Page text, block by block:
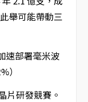
舉可能帶動三
速部署毫米波
）
片研發競賽。